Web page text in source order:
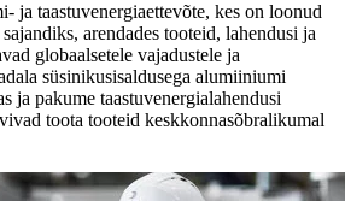
ja taastuvenergiaettevõte, kes on loonud
arendades tooteid, lahendusi ja
globaalsetele vajadustele ja
süsinikusisaldusega alumiiniumi
ja pakume taastuvenergialahendusi
toota tooteid keskkonnasõbralikumal